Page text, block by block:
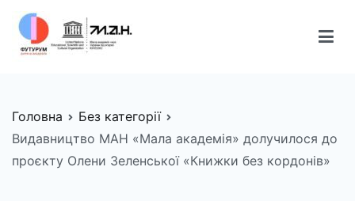
Перейти
вмісту
Головна
Без категорії
Видавництво МАН «Мала академія» долучилося до
проєкту Олени Зеленської «Книжки без кордонів»